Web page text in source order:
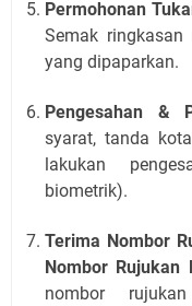
Permohonan
Semak ringkasan
yang dipaparkan.
Pengesahan &
syarat, tanda
lakukan
biometrik).
Terima Nombor
Nombor Rujukan
nombor